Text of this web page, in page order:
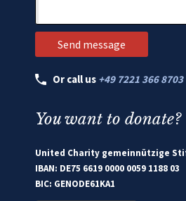
Or call us +49 7221 366 8703
You want to donate?
United Charity gemeinnützige
IBAN: DE75 6619 0000 0059 1188 03
BIC: GENODE61KA1